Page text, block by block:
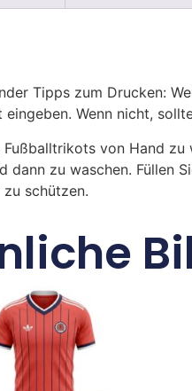
Tipps zum Drucken:
Wenn nicht,
von Hand
dann zu waschen. Füllen
schützen.